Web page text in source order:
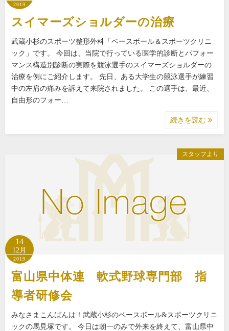
2019
スイマーズショルダーの治療
武蔵小杉のスポーツ整形外科「ベースボール＆スポーツクリニ
ック」です。 今回は、当院で行っている医学的診断とパフォー
マンス構造別診断の実際を競泳選手のスイマーズショルダーの
治療を例にご紹介します。 先日、ある大学生の競泳選手が練習
中の左肩の痛みを訴えて来院されました。 この選手は、最近、
自由形のフォー…
続きを読む
スタッフより
14
12月
2019
富山県中体連 軟式野球専門部 指
導者研修会
みなさまこんばんは！武蔵小杉のベースボール&スポーツクリニ
ックの馬見塚です。 今日は朝一のみで外来を終えて、富山県中